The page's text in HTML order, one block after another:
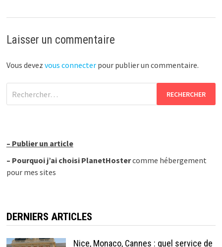
Laisser un commentaire
Vous devez vous connecterpour publier un commentaire.
– Publier un article
– Pourquoi j’ai choisi PlanetHostercomme hébergement
pour mes sites
DERNIERS ARTICLES
Nice, Monaco, Cannes : quel service de